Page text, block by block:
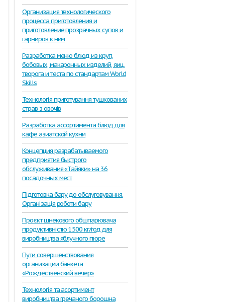
Организация технологического
процесса приготовления и
приготовление прозрачных супов и
гарниров к ним
Разработка меню блюд из круп,
бобовых, макаронных изделий, яиц,
творога и теста по стандартам World
Skills
Технологія приготування тушкованих
страв з овочів
Разработка ассортимента блюд для
кафе азиатской кухни
Концепция разрабатываемого
предприятия быстрого
обслуживания «Тайяки» на 36
посадочных мест
Підготовка бару до обслуговування.
Організація роботи бару
Проєкт шнекового обшпарювача
продуктивністю 1500 кг/год для
виробництва яблучного пюре
Пути совершенствования
организации банкета
«Рождественский вечер»
Технологія та асортимент
виробництва гречаного борошна